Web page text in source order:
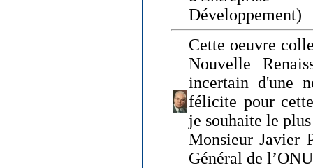
Développement)
Cette oeuvre
Nouvelle
incertain d'une
félicite pour
je souhaite le
Monsieur Javier
Général de